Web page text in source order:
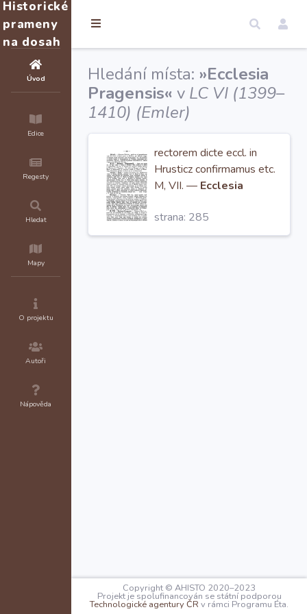
Historické
prameny
na dosah
Úvod
Edice
Regesty
Hledat
Mapy
O projektu
Autoři
Nápověda
Hledání místa: »Ecclesia
Pragensis« v LC VI (1399–
1410) (Emler)
rectorem dicte eccl. in
Hrusticz confirmamus etc.
M, VII. — Ecclesia
Kbel etc., quod nos ad
custodiam in eccl. Prag.
strana: 285
Copyright © AHISTO 2020–2023
Projekt je spolufinancován se státní podporou
Technologické agentury ČR v rámci Programu Éta.